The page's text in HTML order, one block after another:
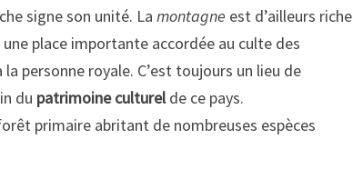
signe son unité. La montagne est d’ailleurs riche
place importante accordée au culte des
personne royale. C’est toujours un lieu de
du patrimoine culturelde ce pays.
primaire abritant de nombreuses espèces